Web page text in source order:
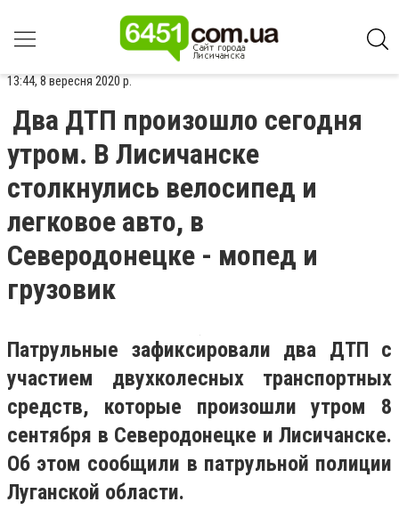
13:44, 8 вересня 2020 р.
Два ДТП произошло сегодня
утром. В Лисичанске
столкнулись велосипед и
легковое авто, в
Северодонецке - мопед и
грузовик
Патрульные зафиксировали два ДТП с
участием двухколесных транспортных
средств, которые произошли утром 8
сентября в Северодонецке и Лисичанске.
Об этом сообщили в патрульной полиции
Луганской области.